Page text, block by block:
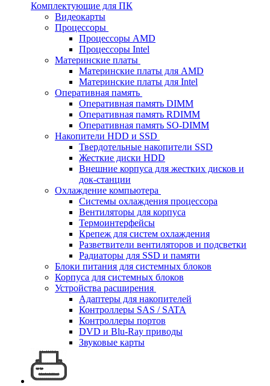
Комплектующие для ПК
Видеокарты
Процессоры
Процессоры AMD
Процессоры Intel
Материнские платы
Материнские платы для AMD
Материнские платы для Intel
Оперативная память
Оперативная память DIMM
Оперативная память RDIMM
Оперативная память SO-DIMM
Накопители HDD и SSD
Твердотельные накопители SSD
Жесткие диски HDD
Внешние корпуса для жестких дисков и
док-станции
Охлаждение компьютера
Системы охлаждения процессора
Вентиляторы для корпуса
Термоинтерфейсы
Крепеж для систем охлаждения
Разветвители вентиляторов и подсветки
Радиаторы для SSD и памяти
Блоки питания для системных блоков
Корпуса для системных блоков
Устройства расширения
Адаптеры для накопителей
Контроллеры SAS / SATA
Контроллеры портов
DVD и Blu-Ray приводы
Звуковые карты